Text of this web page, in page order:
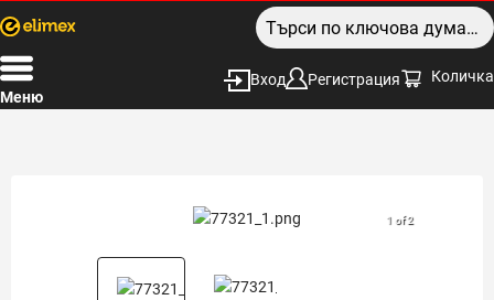
Меню
Вход Регистрация Количка
1 of 2